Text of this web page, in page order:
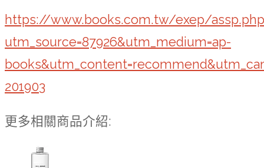
https://www.books.com.tw/exep/
utm_source=87926&utm_medium=ap-
201903
更多相關商品介紹: